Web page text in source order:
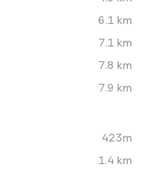
6.1 km
7.1 km
7.8 km
7.9 km
423m
1.4 km